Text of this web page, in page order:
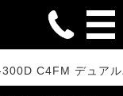
C4FM デュア